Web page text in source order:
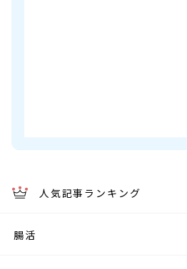
人気記事ランキング
腸活